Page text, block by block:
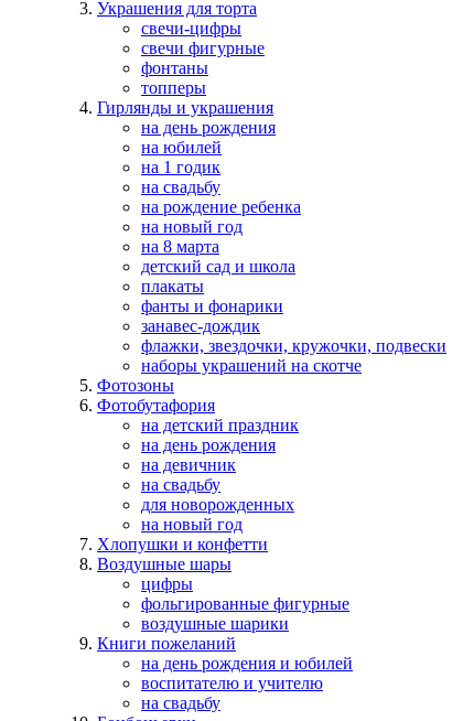
Украшения для торта
свечи-цифры
свечи фигурные
фонтаны
топперы
Гирлянды и украшения
на день рождения
на юбилей
на 1 годик
на свадьбу
на рождение ребенка
на новый год
на 8 марта
детский сад и школа
плакаты
фанты и фонарики
занавес-дождик
флажки, звездочки, кружочки, подвески
наборы украшений на скотче
Фотозоны
Фотобутафория
на детский праздник
на день рождения
на девичник
на свадьбу
для новорожденных
на новый год
Хлопушки и конфетти
Воздушные шары
цифры
фольгированные фигурные
воздушные шарики
Книги пожеланий
на день рождения и юбилей
воспитателю и учителю
на свадьбу